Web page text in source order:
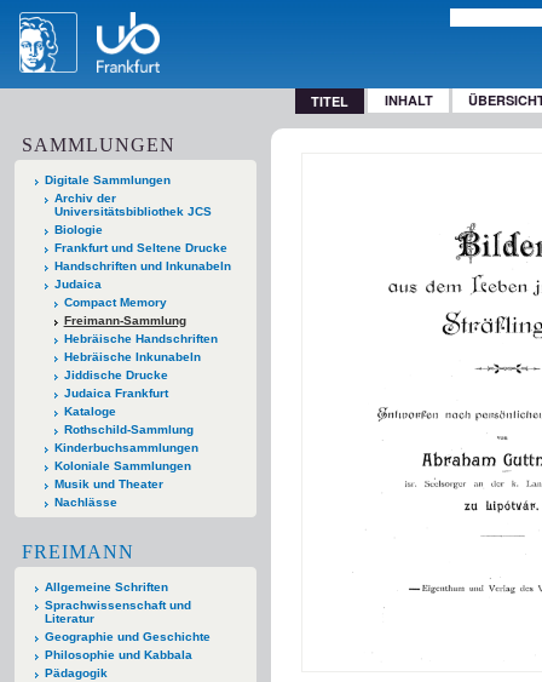
TITEL INHALT
SAMMLUNGEN
Digitale Sammlungen
Archiv der
Universitätsbibliothek JCS
Biologie
Frankfurt und Seltene Drucke
Handschriften und Inkunabeln
Judaica
Compact Memory
Freimann-Sammlung
Hebräische Handschriften
Hebräische Inkunabeln
Jiddische Drucke
Judaica Frankfurt
Kataloge
Rothschild-Sammlung
Kinderbuchsammlungen
Koloniale Sammlungen
Musik und Theater
Nachlässe
FREIMANN
Allgemeine Schriften
Sprachwissenschaft und
Literatur
Geographie und Geschichte
Philosophie und Kabbala
Pädagogik